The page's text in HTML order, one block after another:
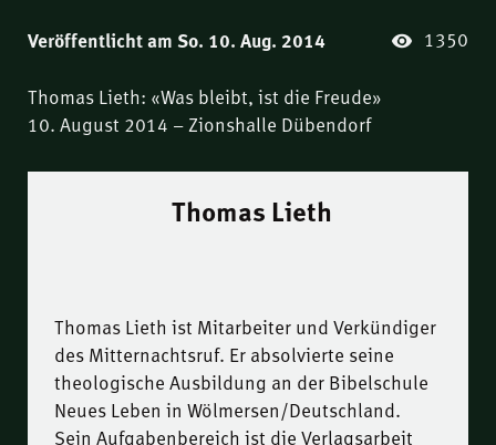
Veröffentlicht am So. 10. Aug. 2014 1350
Thomas Lieth: «Was bleibt, ist die Freude»
10. August 2014 – Zionshalle Dübendorf
Thomas Lieth
Thomas Lieth ist Mitarbeiter und Verkündiger
des Mitternachtsruf. Er absolvierte seine
theologische Ausbildung an der Bibelschule
Neues Leben in Wölmersen/Deutschland.
Sein Aufgabenbereich ist die Verlagsarbeit